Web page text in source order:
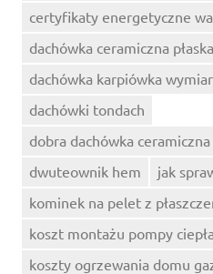
certyfikaty energetyczne
dachówka ceramiczna
dachówka karpiówka
dachówki tondach
dobra dachówka
dwuteownik hem
jak
kominek na pelet z
koszt montażu pompy ciepła
koszty ogrzewania domu